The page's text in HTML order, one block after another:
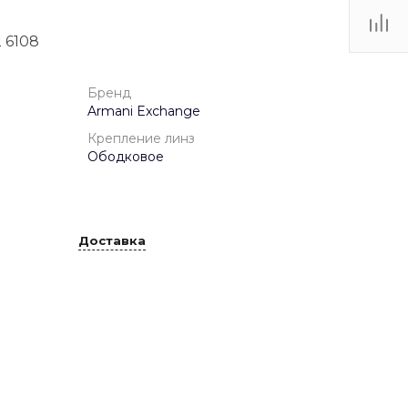
6108
Бренд
Armani Exchange
Крепление линз
Ободковое
Доставка